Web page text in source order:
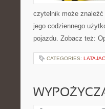
czytelnik może znaleźć
jego codziennego
pojazdu. Zobacz też:
CATEGORIES: